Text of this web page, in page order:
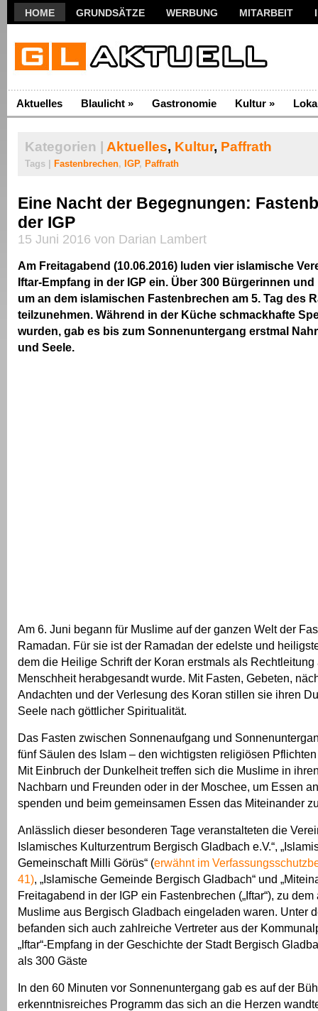
HOME GRUNDSÄTZE WERBUNG MITARBEIT
Aktuelles Blaulicht » Gastronomie Kultur »
Kategorien | Aktuelles, Kultur, Paffrath
Tags | Fastenbrechen, IGP, Paffrath
Eine Nacht der Begegnungen:
der IGP
15 Juni 2016 von Darian Lambert
Am Freitagabend (10.06.2016) luden vier islamische
Iftar-Empfang in der IGP ein. Über 300 Bürgerinnen
um an dem islamischen Fastenbrechen am 5. Tag des
teilzunehmen. Während in der Küche schmackhafte
wurden, gab es bis zum Sonnenuntergang erstmal
und Seele.
Am 6. Juni begann für Muslime auf der ganzen Welt der
Ramadan. Für sie ist der Ramadan der edelste und
dem die Heilige Schrift der Koran erstmals als Rechtleitung
Menschheit herabgesandt wurde. Mit Fasten, Gebeten,
Andachten und der Verlesung des Koran stillen sie ihren
Seele nach göttlicher Spiritualität.
Das Fasten zwischen Sonnenaufgang und
fünf Säulen des Islam – den wichtigsten religiösen
Mit Einbruch der Dunkelheit treffen sich die Muslime in
Nachbarn und Freunden oder in der Moschee, um Essen
spenden und beim gemeinsamen Essen das Miteinander
Anlässlich dieser besonderen Tage veranstalteten die
Islamisches Kulturzentrum Bergisch Gladbach e.V.“,
Gemeinschaft Milli Görüs“ (erwähnt im
41), „Islamische Gemeinde Bergisch Gladbach“ und
Freitagabend in der IGP ein Fastenbrechen („Iftar“), zu
Muslime aus Bergisch Gladbach eingeladen waren. Unter
befanden sich auch zahlreiche Vertreter aus der
„Iftar“-Empfang in der Geschichte der Stadt Bergisch
als 300 Gäste
In den 60 Minuten vor Sonnenuntergang gab es auf der
erkenntnisreiches Programm das sich an die Herzen